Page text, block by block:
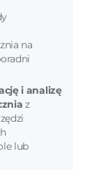
na
i analizę
z
lub